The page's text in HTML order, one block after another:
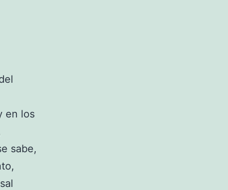
en los
sabe,